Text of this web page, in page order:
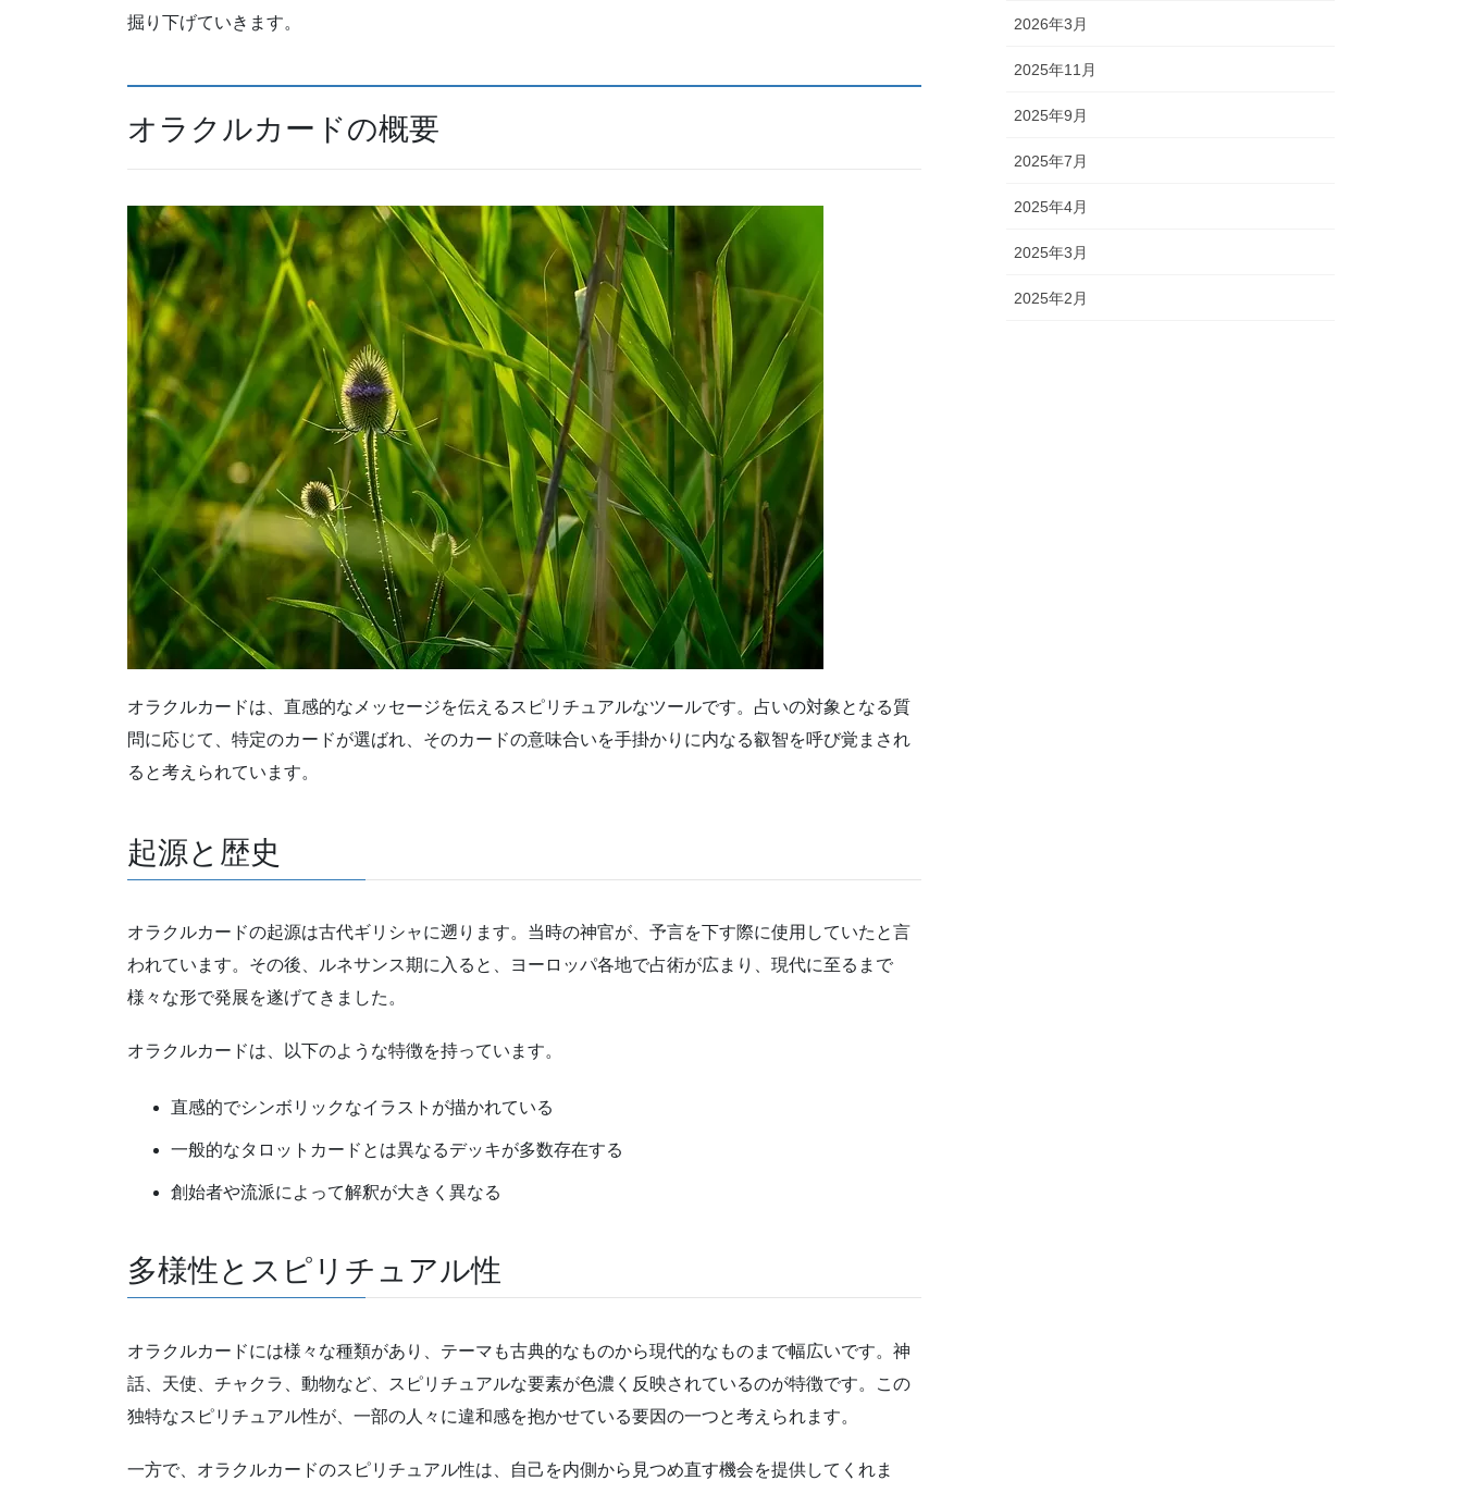
掘り下げていきます。
オラクルカードの概要
オラクルカードは、直感的なメッセージを伝えるスピリチュアルなツールです。占いの対象となる質
問に応じて、特定のカードが選ばれ、そのカードの意味合いを手掛かりに内なる叡智を呼び覚まされ
ると考えられています。
起源と歴史
オラクルカードの起源は古代ギリシャに遡ります。当時の神官が、予言を下す際に使用していたと言
われています。その後、ルネサンス期に入ると、ヨーロッパ各地で占術が広まり、現代に至るまで
様々な形で発展を遂げてきました。
オラクルカードは、以下のような特徴を持っています。
直感的でシンボリックなイラストが描かれている
一般的なタロットカードとは異なるデッキが多数存在する
創始者や流派によって解釈が大きく異なる
多様性とスピリチュアル性
オラクルカードには様々な種類があり、テーマも古典的なものから現代的なものまで幅広いです。神
話、天使、チャクラ、動物など、スピリチュアルな要素が色濃く反映されているのが特徴です。この
独特なスピリチュアル性が、一部の人々に違和感を抱かせている要因の一つと考えられます。
一方で、オラクルカードのスピリチュアル性は、自己を内側から見つめ直す機会を提供してくれま
2026年3月
2025年11月
2025年9月
2025年7月
2025年4月
2025年3月
2025年2月